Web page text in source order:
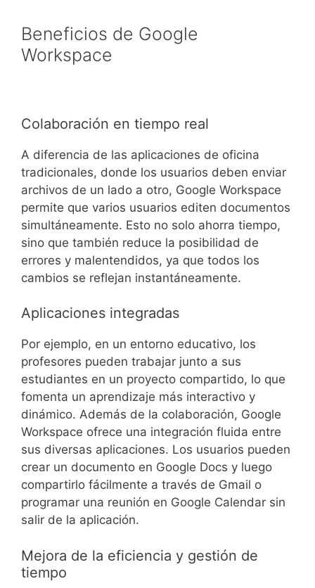
Beneficios de Google
Workspace
Colaboración en tiempo real
A diferencia de las aplicaciones de oficina
tradicionales, donde los usuarios deben enviar
archivos de un lado a otro, Google Workspace
permite que varios usuarios editen documentos
simultáneamente. Esto no solo ahorra tiempo,
sino que también reduce la posibilidad de
errores y malentendidos, ya que todos los
cambios se reflejan instantáneamente.
Aplicaciones integradas
Por ejemplo, en un entorno educativo, los
profesores pueden trabajar junto a sus
estudiantes en un proyecto compartido, lo que
fomenta un aprendizaje más interactivo y
dinámico. Además de la colaboración, Google
Workspace ofrece una integración fluida entre
sus diversas aplicaciones. Los usuarios pueden
crear un documento en Google Docs y luego
compartirlo fácilmente a través de Gmail o
programar una reunión en Google Calendar sin
salir de la aplicación.
Mejora de la eficiencia y gestión de
tiempo